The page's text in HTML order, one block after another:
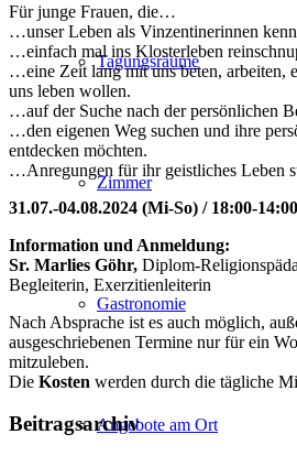
Tagungsräume
Zimmer
Gastronomie
Angebote am Ort
Für junge Frauen, die…
…unser Leben als Vinzentinerinnen
…einfach mal ins Klosterleben
…eine Zeit lang mit uns beten, arbeiten,
uns leben wollen.
…auf der Suche nach der persönlichen
…den eigenen Weg suchen und ihre
entdecken möchten.
…Anregungen für ihr geistliches Leben
31.07.-04.08.2024 (Mi-So) / 18:00-
Information und Anmeldung:
Sr. Marlies Göhr, Diplom-
Begleiterin, Exerzitienleiterin
Nach Absprache ist es auch möglich,
ausgeschriebenen Termine nur für ein
mitzuleben.
Die Kosten werden durch die tägliche
Beitragsarchiv